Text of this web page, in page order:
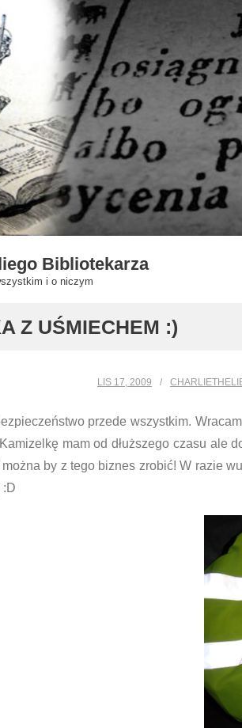
Bibliotekarza
i o niczym
Z UŚMIECHEM :)
LIS 17, 2009
przede wszystkim.
mam od dłuższego czasu ale
można by z tego biznes zrobić! W razie
:D